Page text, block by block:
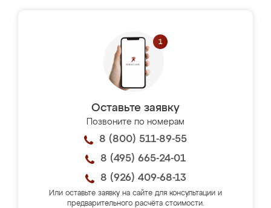
Оставьте заявку
Позвоните по номерам
8 (800) 511-89-55
8 (495) 665-24-01
8 (926) 409-68-13
Или оставьте заявку на сайте для консультации и
предварительного расчёта стоимости.